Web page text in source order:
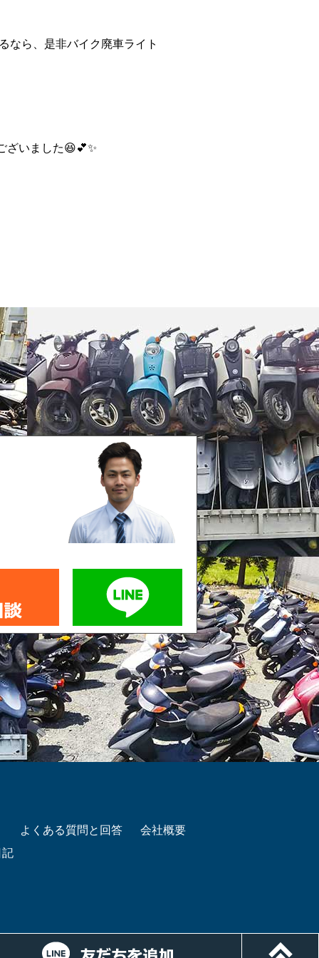
なら、是非バイク廃車ライト
ざいました😆💕✨
メールでお問い合わせ LINEでお問い合わせ
よくある質問と回答
会社概要
でお問い合わせ LINEでお問い